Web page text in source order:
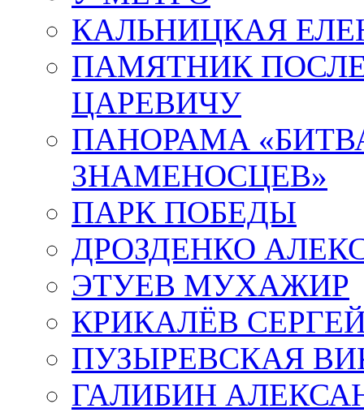
КАЛЬНИЦКАЯ
ПАМЯТНИК
ЦАРЕВИЧУ
ПАНОРАМА
ЗНАМЕНОСЦЕВ»
ПАРК ПОБЕДЫ
ДРОЗДЕНКО
ЭТУЕВ МУХАЖИР
КРИКАЛЁВ
ПУЗЫРЕВСКАЯ
ГАЛИБИН